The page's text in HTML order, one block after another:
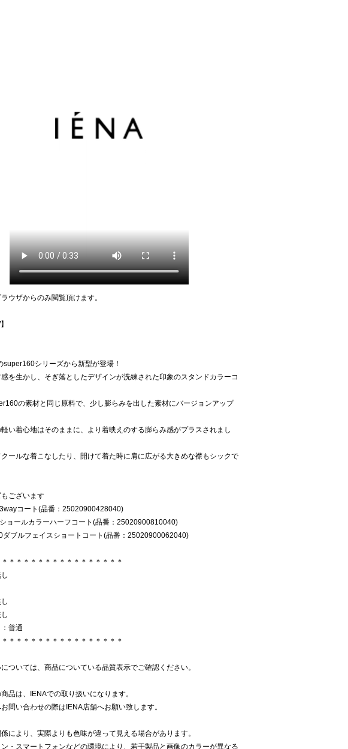
ウザからのみ閲覧頂けます。
super160シリーズから新型が登場！
を生かし、そぎ落としたデザインが洗練された印象のスタンドカラーコ
の素材と同じ原料で、少し膨らみを出した素材にバージョンアップ
い着心地はそのままに、より着映えのする膨らみ感がプラスされまし
ールな着こなしたり、開けて着た時に肩に広がる大きめな襟もシックで
ございます
コート(品番：25020900428040)
ョールカラーハーフコート(品番：25020900810040)
ダブルフェイスショートコート(品番：25020900062040)
＊＊＊＊＊＊＊＊＊＊＊＊＊＊＊＊＊
普通
＊＊＊＊＊＊＊＊＊＊＊＊＊＊＊＊＊
ついては、商品についている品質表示でご確認ください。
品は、IENAでの取り扱いになります。
問い合わせの際はIENA店舗へお願い致します。
により、実際よりも色味が違って見える場合があります。
ン・スマートフォンなどの環境により、若干製品と画像のカラーが異なる